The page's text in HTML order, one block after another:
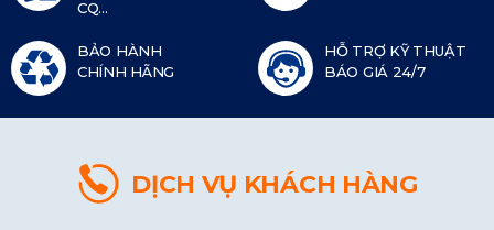
CQ...
BẢO HÀNH
CHÍNH HÃNG
HỖ TRỢ KỸ THUẬT
BÁO GIÁ 24/7
DỊCH VỤ KHÁCH HÀNG